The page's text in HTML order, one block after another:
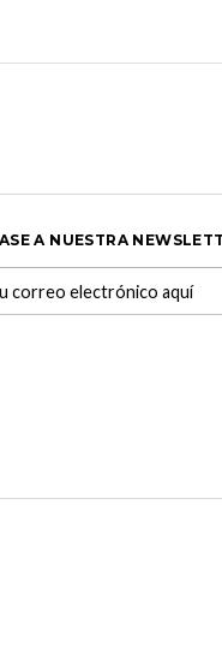
A NUESTRA